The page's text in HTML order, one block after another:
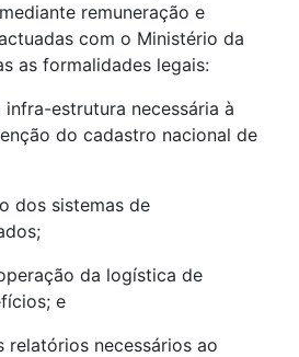
remuneração e
com o Ministério da
as formalidades legais:
estrutura necessária à
do cadastro nacional de
dos sistemas de
da logística de
e
relatórios necessários ao